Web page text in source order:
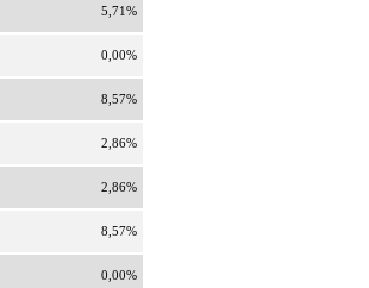
5,71%
0,00%
8,57%
2,86%
2,86%
8,57%
0,00%